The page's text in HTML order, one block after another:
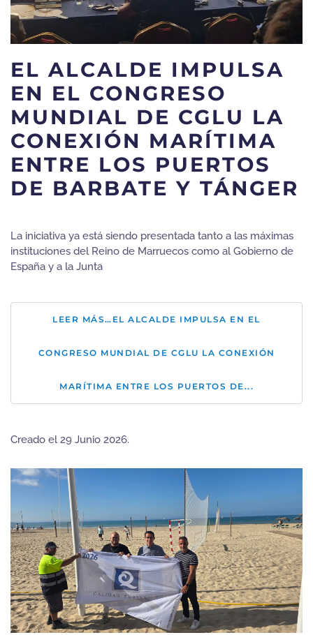
EL ALCALDE IMPULSA
EN EL CONGRESO
MUNDIAL DE CGLU LA
CONEXIÓN MARÍTIMA
ENTRE LOS PUERTOS
DE BARBATE Y TÁNGER
La iniciativa ya está siendo presentada tanto a las máximas
instituciones del Reino de Marruecos como al Gobierno de
España y a la Junta
LEER MÁS…EL ALCALDE IMPULSA EN EL
CONGRESO MUNDIAL DE CGLU LA CONEXIÓN
MARÍTIMA ENTRE LOS PUERTOS DE...
Creado el29 Junio 2026.